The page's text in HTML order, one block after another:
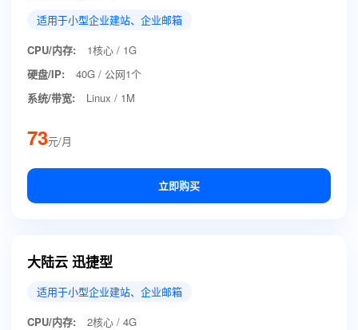
适用于小型企业建站、企业邮箱
CPU/内存:
1核心 / 1G
硬盘/IP:
40G / 公网1个
系统/带宽:
Linux / 1M
73元/月
立即购买
大陆云 迅捷型
适用于小型企业建站、企业邮箱
CPU/内存:
2核心 / 4G